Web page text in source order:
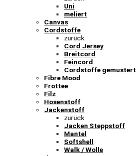
Uni
meliert
Canvas
Cordstoffe
zurück
Cord Jersey
Breitcord
Feincord
Cordstoffe gemustert
Fibre Mood
Frottee
Filz
Hosenstoff
Jackenstoff
zurück
Jacken Steppstoff
Mantel
Softshell
Walk / Wolle